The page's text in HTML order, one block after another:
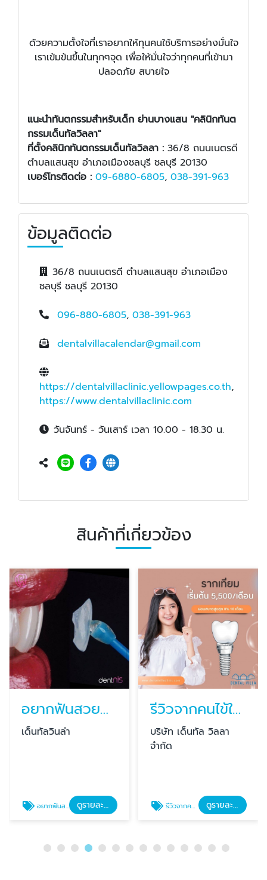
ด้วยความตั้งใจที่เราอยากให้ทุนคนใช้บริการอย่างมั่นใจ
เราเข้มข้นขึ้นในทุกๆจุด เพื่อให้มั่นใจว่าทุกคนที่เข้ามา
ปลอดภัย สบายใจ
แนะนำทันตกรรมสำหรับเด็ก ย่านบางแสน "คลินิกทันต
กรรมเด็นทัลวิลลา"
ที่ตั้งคลินิกทันตกรรมเด็นทัลวิลลา : 36/8 ถนนเนตรดี
ตำบลแสนสุข อำเภอเมืองชลบุรี ชลบุรี 20130
เบอร์โทรติดต่อ : 09-6880-6805, 038-391-963
ข้อมูลติดต่อ
36/8 ถนนเนตรดี ตำบลแสนสุข อำเภอเมือง
ชลบุรี ชลบุรี 20130
096-880-6805, 038-391-963
dentalvillacalendar@gmail.com
https://dentalvillaclinic.yellowpages.co.th,
https://www.dentalvillaclinic.com
วันจันทร์ - วันเสาร์ เวลา 10.00 - 18.30 น.
สินค้าที่เกี่ยวข้อง
อยากฟันสวยต้องทำอย่างไร?
เด็นทัลวินล่า
อยากฟันสวยต้องทำอย่างไร ดูรายละเอียด
รีวิวจากคนไข้ใช้รากเทียม คลินิกบางแสน
บริษัท เด็นทัล วิลลา
จำกัด
รีวิวจากคนไข้ใช้รากเทียม คลินิกบางแสน ดูรายละเอียด